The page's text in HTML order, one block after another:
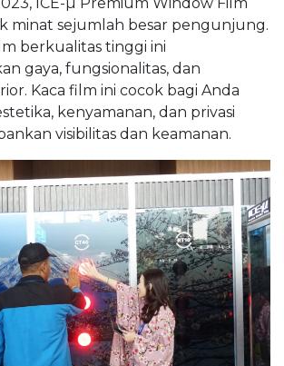
minat sejumlah besar pengunjung.
berkualitas tinggi ini
gaya, fungsionalitas, dan
Kaca film ini cocok bagi Anda
kenyamanan, dan privasi
visibilitas dan keamanan.